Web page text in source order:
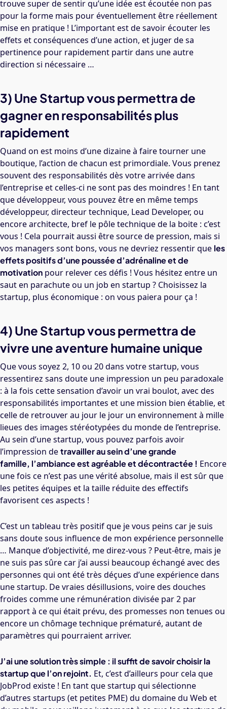
trouve super de sentir qu’une idée est écoutée non pas
pour la forme mais pour éventuellement être réellement
mise en pratique ! L’important est de savoir écouter les
effets et conséquences d’une action, et juger de sa
pertinence pour rapidement partir dans une autre
direction si nécessaire …
3) Une Startup vous permettra de
gagner en responsabilités plus
rapidement
Quand on est moins d’une dizaine à faire tourner une
boutique, l’action de chacun est primordiale. Vous prenez
souvent des responsabilités dès votre arrivée dans
l’entreprise et celles-ci ne sont pas des moindres ! En tant
que développeur, vous pouvez être en même temps
développeur, directeur technique, Lead Developer, ou
encore architecte, bref le pôle technique de la boite : c’est
vous ! Cela pourrait aussi être source de pression, mais si
vos managers sont bons, vous ne devriez ressentir que les
effets positifs d’une poussée d’adrénaline et de
motivation pour relever ces défis ! Vous hésitez entre un
saut en parachute ou un job en startup ? Choisissez la
startup, plus économique : on vous paiera pour ça !
4) Une Startup vous permettra de
vivre une aventure humaine unique
Que vous soyez 2, 10 ou 20 dans votre startup, vous
ressentirez sans doute une impression un peu paradoxale
: à la fois cette sensation d’avoir un vrai boulot, avec des
responsabilités importantes et une mission bien établie, et
celle de retrouver au jour le jour un environnement à mille
lieues des images stéréotypées du monde de l’entreprise.
Au sein d’une startup, vous pouvez parfois avoir
l’impression detravailler au sein d’une grande
famille, l’ambiance est agréable et décontractée ! Encore
une fois ce n’est pas une vérité absolue, mais il est sûr que
les petites équipes et la taille réduite des effectifs
favorisent ces aspects !
C’est un tableau très positif que je vous peins car je suis
sans doute sous influence de mon expérience personnelle
… Manque d’objectivité, me direz-vous ? Peut-être, mais je
ne suis pas sûre car j’ai aussi beaucoup échangé avec des
personnes qui ont été très déçues d’une expérience dans
une startup. De vraies désillusions, voire des douches
froides comme une rémunération divisée par 2 par
rapport à ce qui était prévu, des promesses non tenues ou
encore un chômage technique prématuré, autant de
paramètres qui pourraient arriver.
J’ai une solution très simple : il suffit de savoir choisir la
startup que l’on rejoint. Et, c’est d’ailleurs pour cela que
JobProd existe ! En tant que startup qui sélectionne
d’autres startups (et petites PME) du domaine du Web et